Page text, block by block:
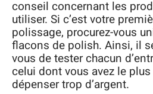
conseil concernant les
utiliser. Si c’est votre
polissage, procurez-vous
flacons de polish. Ainsi, il
vous de tester chacun
celui dont vous avez le
dépenser trop d’argent.